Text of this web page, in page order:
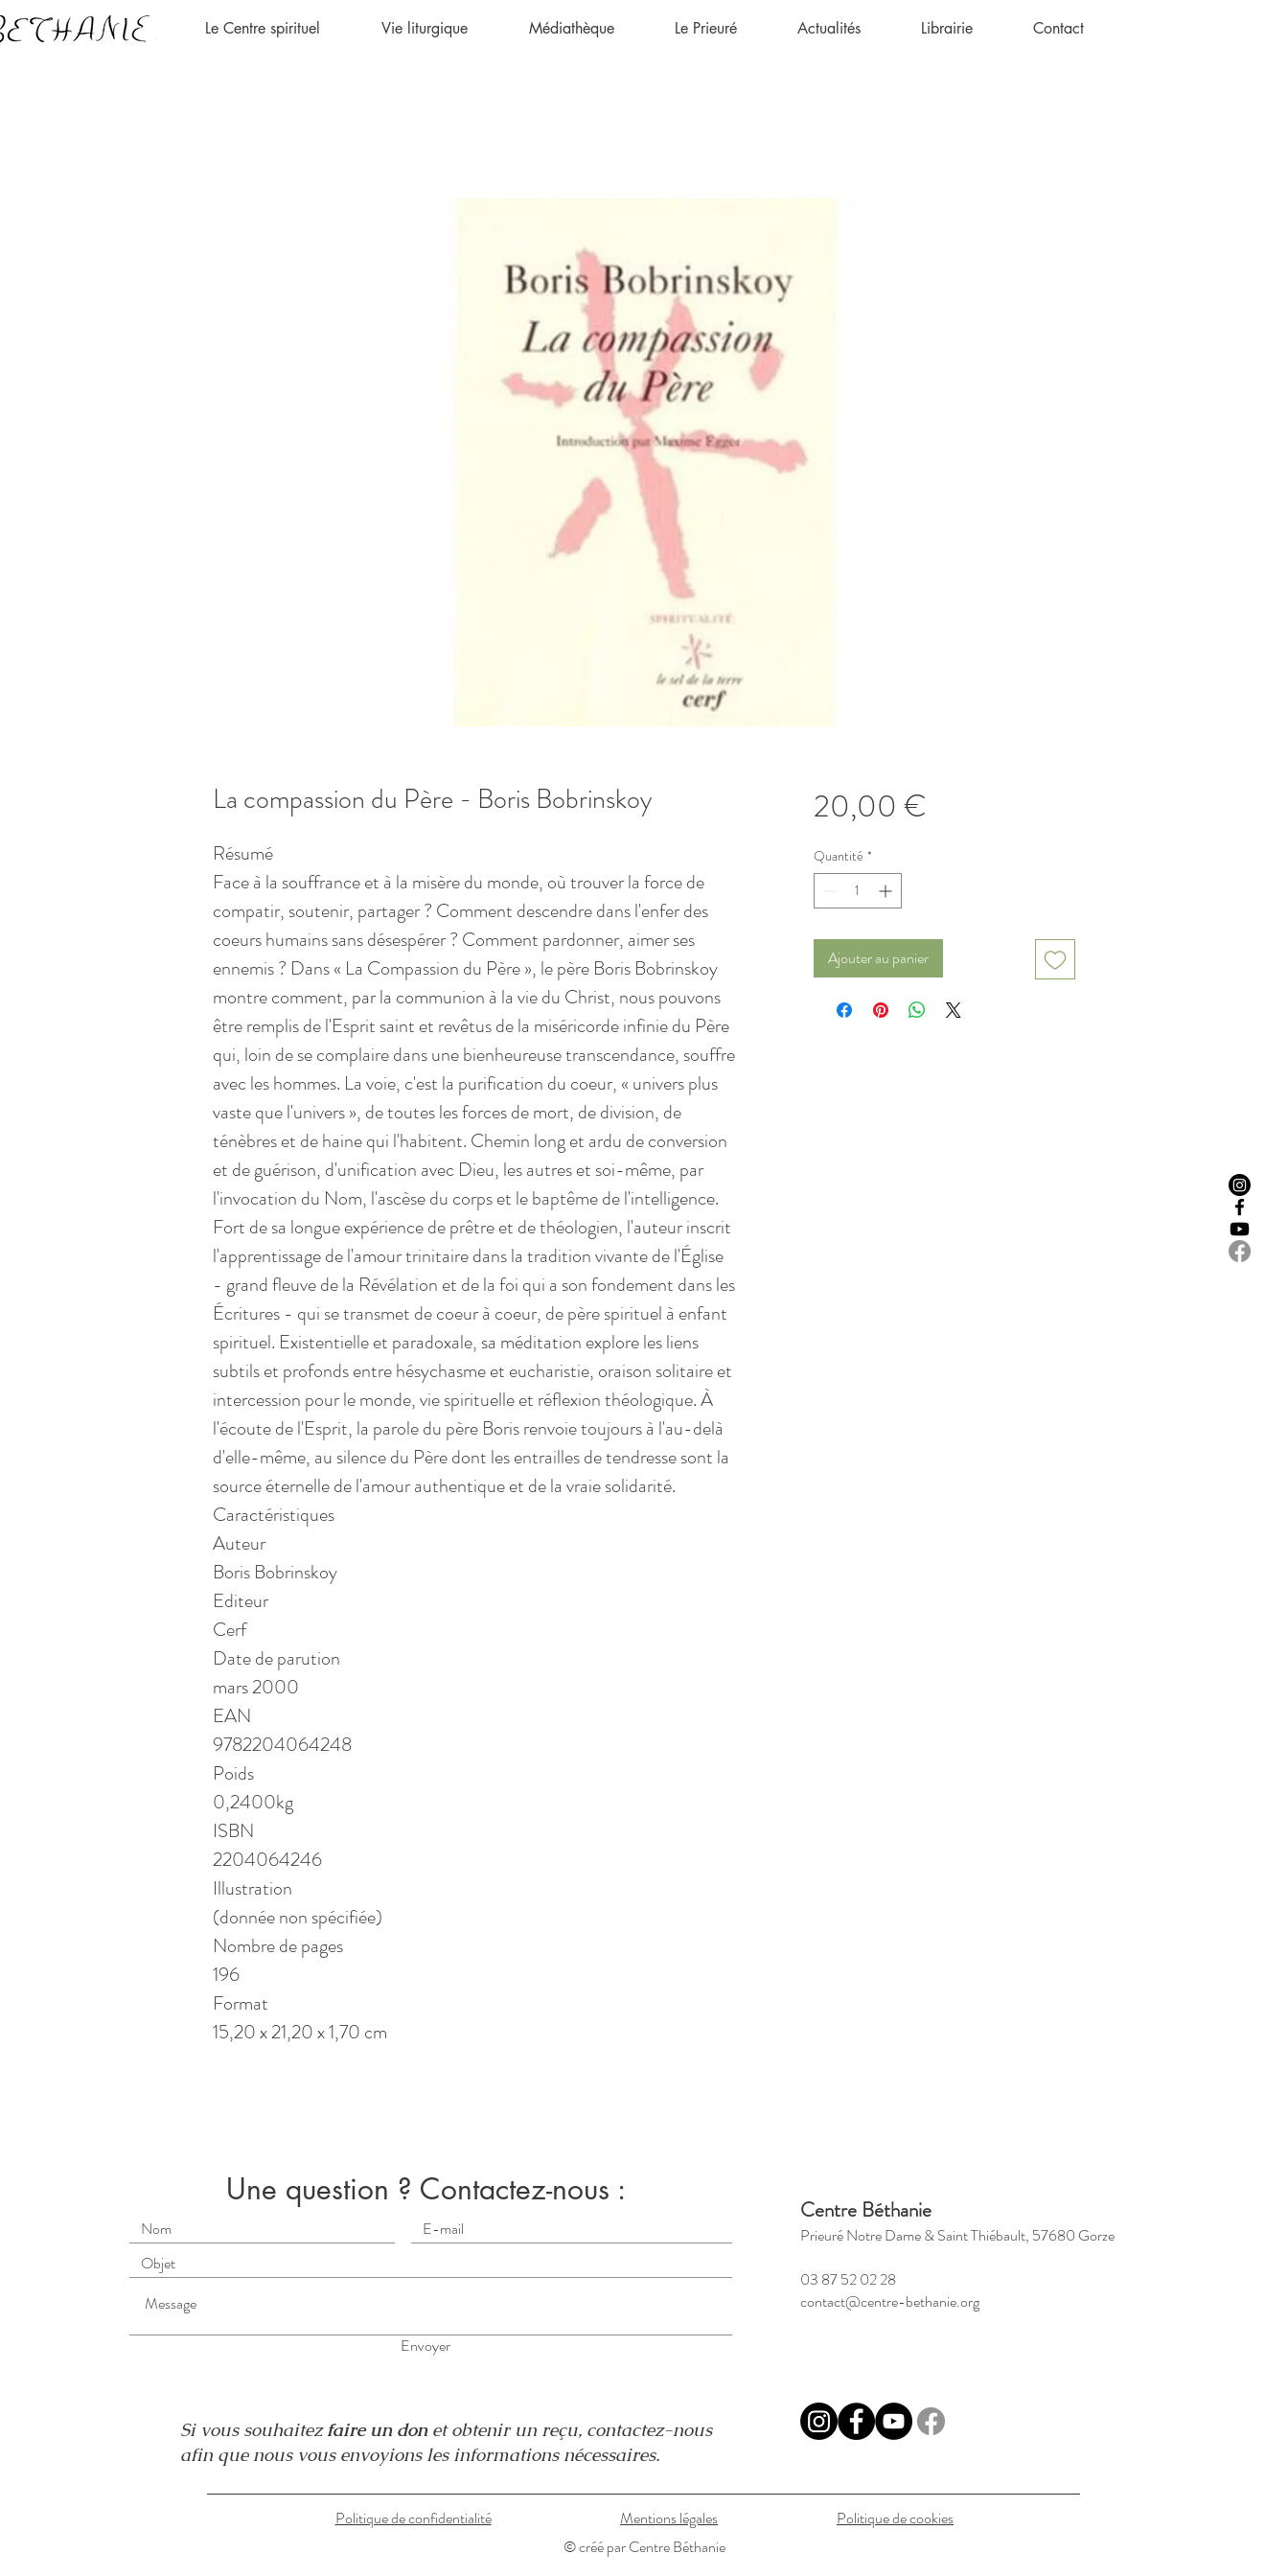
Le Centre spirituel Vie liturgique Médiathèque Le Prieuré Actualités Librairie Contact
La compassion du Père - Boris Bobrinskoy
Résumé
Face à la souffrance et à la misère du monde, où trouver la force de
compatir, soutenir, partager ? Comment descendre dans l'enfer des
coeurs humains sans désespérer ? Comment pardonner, aimer ses
ennemis ? Dans « La Compassion du Père », le père Boris Bobrinskoy
montre comment, par la communion à la vie du Christ, nous pouvons
être remplis de l'Esprit saint et revêtus de la miséricorde infinie du Père
qui, loin de se complaire dans une bienheureuse transcendance, souffre
avec les hommes. La voie, c'est la purification du coeur, « univers plus
vaste que l'univers », de toutes les forces de mort, de division, de
ténèbres et de haine qui l'habitent. Chemin long et ardu de conversion
et de guérison, d'unification avec Dieu, les autres et soi-même, par
l'invocation du Nom, l'ascèse du corps et le baptême de l'intelligence.
Fort de sa longue expérience de prêtre et de théologien, l'auteur inscrit
l'apprentissage de l'amour trinitaire dans la tradition vivante de l'Église
- grand fleuve de la Révélation et de la foi qui a son fondement dans les
Écritures - qui se transmet de coeur à coeur, de père spirituel à enfant
spirituel. Existentielle et paradoxale, sa méditation explore les liens
subtils et profonds entre hésychasme et eucharistie, oraison solitaire et
intercession pour le monde, vie spirituelle et réflexion théologique. À
l'écoute de l'Esprit, la parole du père Boris renvoie toujours à l'au-delà
d'elle-même, au silence du Père dont les entrailles de tendresse sont la
source éternelle de l'amour authentique et de la vraie solidarité.
Caractéristiques
Auteur
Boris Bobrinskoy
Editeur
Cerf
Date de parution
mars 2000
EAN
9782204064248
Poids
0,2400kg
ISBN
2204064246
Illustration
(donnée non spécifiée)
Nombre de pages
196
Format
15,20 x 21,20 x 1,70 cm
20,00 €
Quantité *
Ajouter au panier
Une question ? Contactez-nous :
Envoyer
Centre Béthanie
Prieuré Notre Dame & Saint Thiébault, 57680 Gorze
03 87 52 02 28
contact@centre-bethanie.org
Si vous souhaitezfaire un don et obtenir un reçu, contactez-nous
afin que nous vous envoyions les informations nécessaires.
Politique de confidentialité Mentions légales
Politique de cookies
© créé par Centre Béthanie